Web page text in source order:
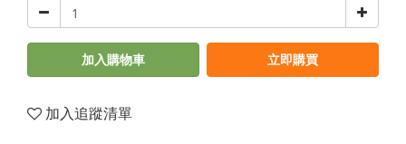
加入購物車 立即購買
加入追蹤清單